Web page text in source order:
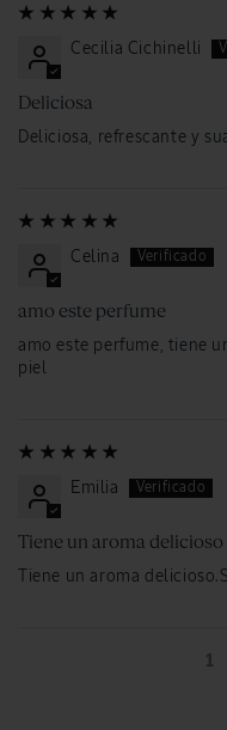
Cecilia Cichinelli
Deliciosa
Deliciosa, refrescante y
Celina
amo este perfume
amo este perfume, tiene
piel
Emilia
Tiene un aroma delicioso
Tiene un aroma
1